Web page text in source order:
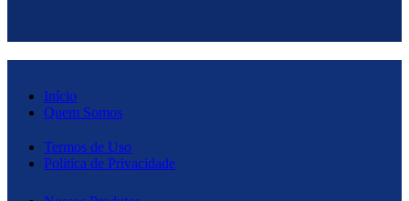
Início
Quem Somos
Termos de Uso
Politica de Privacidade